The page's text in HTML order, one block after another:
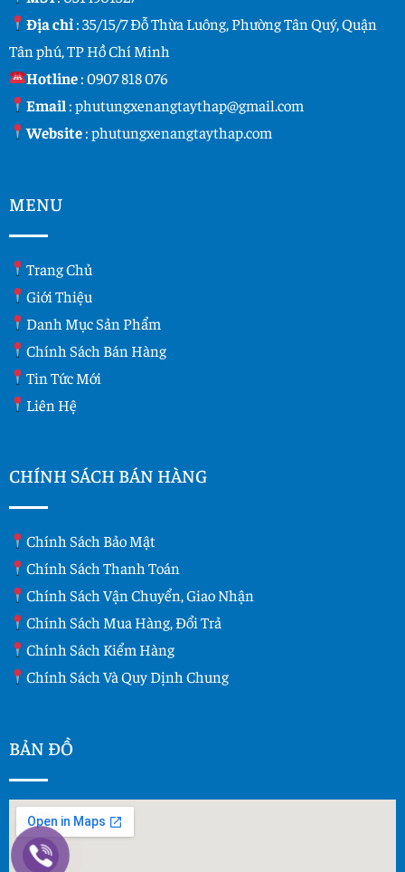
Địa chỉ: 35/15/7 Đỗ Thừa Luông, Phường Tân Quý, Quận
Tân phú, TP Hồ Chí Minh
Hotline:0907 818 076
Email :phutungxenangtaythap@gmail.com
Website:phutungxenangtaythap.com
MENU
Trang Chủ
Giới Thiệu
Danh Mục Sản Phẩm
Chính Sách Bán Hàng
Tin Tức Mới
Liên Hệ
CHÍNH SÁCH BÁN HÀNG
Chính Sách Bảo Mật
Chính Sách Thanh Toán
Chính Sách Vận Chuyển, Giao Nhận
Chính Sách Mua Hàng, Đổi Trả
Chính Sách Kiểm Hàng
Chính Sách Và Quy Dịnh Chung
BẢN ĐỒ